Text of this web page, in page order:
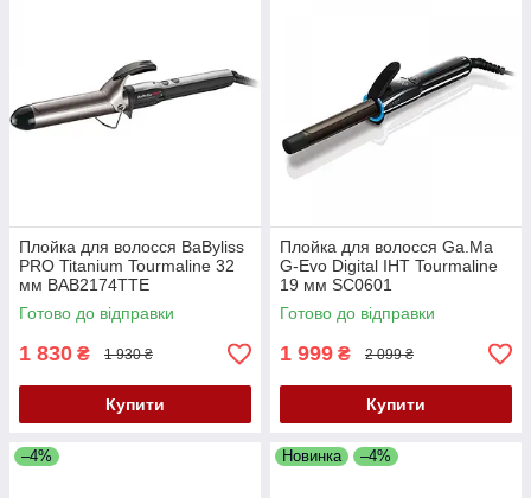
Плойка для волосся BaByliss
PRO Titanium Tourmaline 32
мм BAB2174TTE
Готово до відправки
1 830 ₴ 1 930 ₴
Купити
Плойка для волосся Ga.Ma
G-Evo Digital IHT Tourmaline
19 мм SC0601
Готово до відправки
1 999 ₴ 2 099 ₴
Купити
–4% Новинка –4%